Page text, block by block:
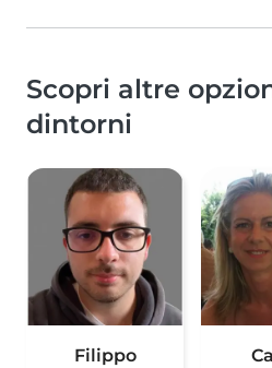
Scopri altre
dintorni
Filippo